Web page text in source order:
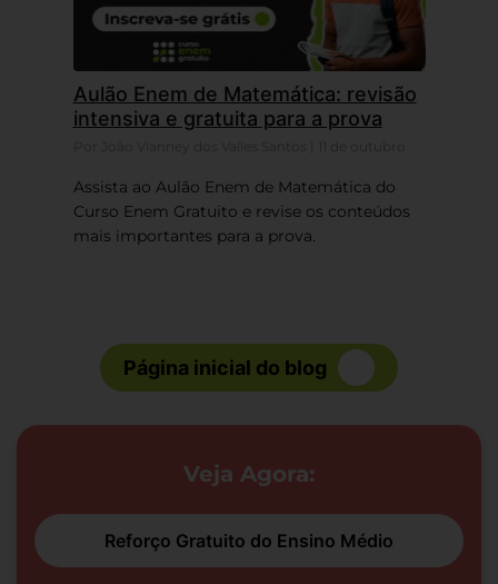
Aulão Enem de Matemática: revisão
intensiva e gratuita para a prova
Assista ao Aulão Enem de Matemática do
Curso Enem Gratuito e revise os conteúdos
mais importantes para a prova.
Página inicial do blog
Veja Agora:
Reforço Gratuito do Ensino Médio